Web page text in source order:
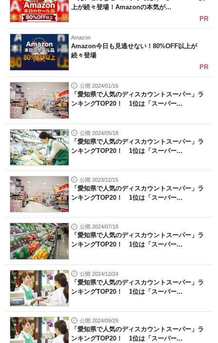
上が続々登場！Amazonの本気が...
PR
Amazon
Amazon今日も見逃せない！80%OFF以上が
続々登場
PR
公開 2024/01/16
「愛知県で人気のディスカウントスーパー」ラ
ンキングTOP20！ 1位は「スーパー...
公開 2024/05/18
「愛知県で人気のディスカウントスーパー」ラ
ンキングTOP20！ 1位は「スーパー...
公開 2023/12/15
「愛知県で人気のディスカウントスーパー」ラ
ンキングTOP20！ 1位は「スーパー...
公開 2024/07/18
「愛知県で人気のディスカウントスーパー」ラ
ンキングTOP20！ 1位は「スーパー...
公開 2024/12/24
「愛知県で人気のディスカウントスーパー」ラ
ンキングTOP20！ 1位は「スーパー...
公開 2024/09/29
「愛知県で人気のディスカウントスーパー」ラ
ンキングTOP20！ 1位は「スーパー...